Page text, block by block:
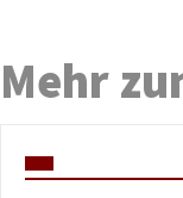
Mehr